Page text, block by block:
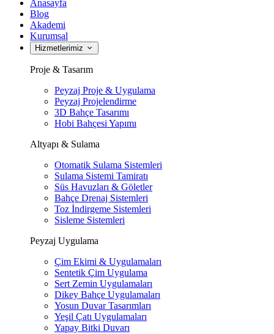
Anasayfa
Blog
Akademi
Kurumsal
Hizmetlerimiz
Proje & Tasarım
Peyzaj Proje & Uygulama
Peyzaj Projelendirme
3D Bahçe Tasarımı
Hobi Bahçesi Yapımı
Altyapı & Sulama
Otomatik Sulama Sistemleri
Sulama Sistemi Tamiratı
Süs Havuzları & Göletler
Bahçe Drenaj Sistemleri
Toz İndirgeme Sistemleri
Sisleme Sistemleri
Peyzaj Uygulama
Çim Ekimi & Uygulamaları
Sentetik Çim Uygulama
Sert Zemin Uygulamaları
Dikey Bahçe Uygulamaları
Yosun Duvar Tasarımları
Yeşil Çatı Uygulamaları
Yapay Bitki Duvarı